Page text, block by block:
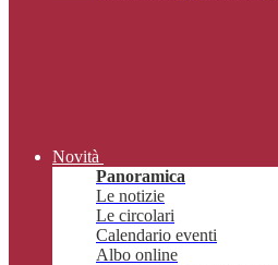
Novità
Panoramica
Le notizie
Le circolari
Calendario eventi
Albo online